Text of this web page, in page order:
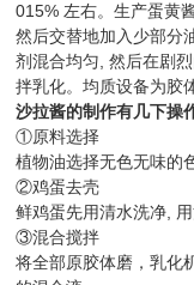
015% 左右。生产蛋黄
然后交替地加入少部分
剂混合均匀, 然后在剧
拌乳化。均质设备为胶
沙拉酱的制作有几下操
①原料选择
植物油选择无色无味的
②鸡蛋去壳
鲜鸡蛋先用清水洗净,
③混合搅拌
将全部原胶体磨，乳化